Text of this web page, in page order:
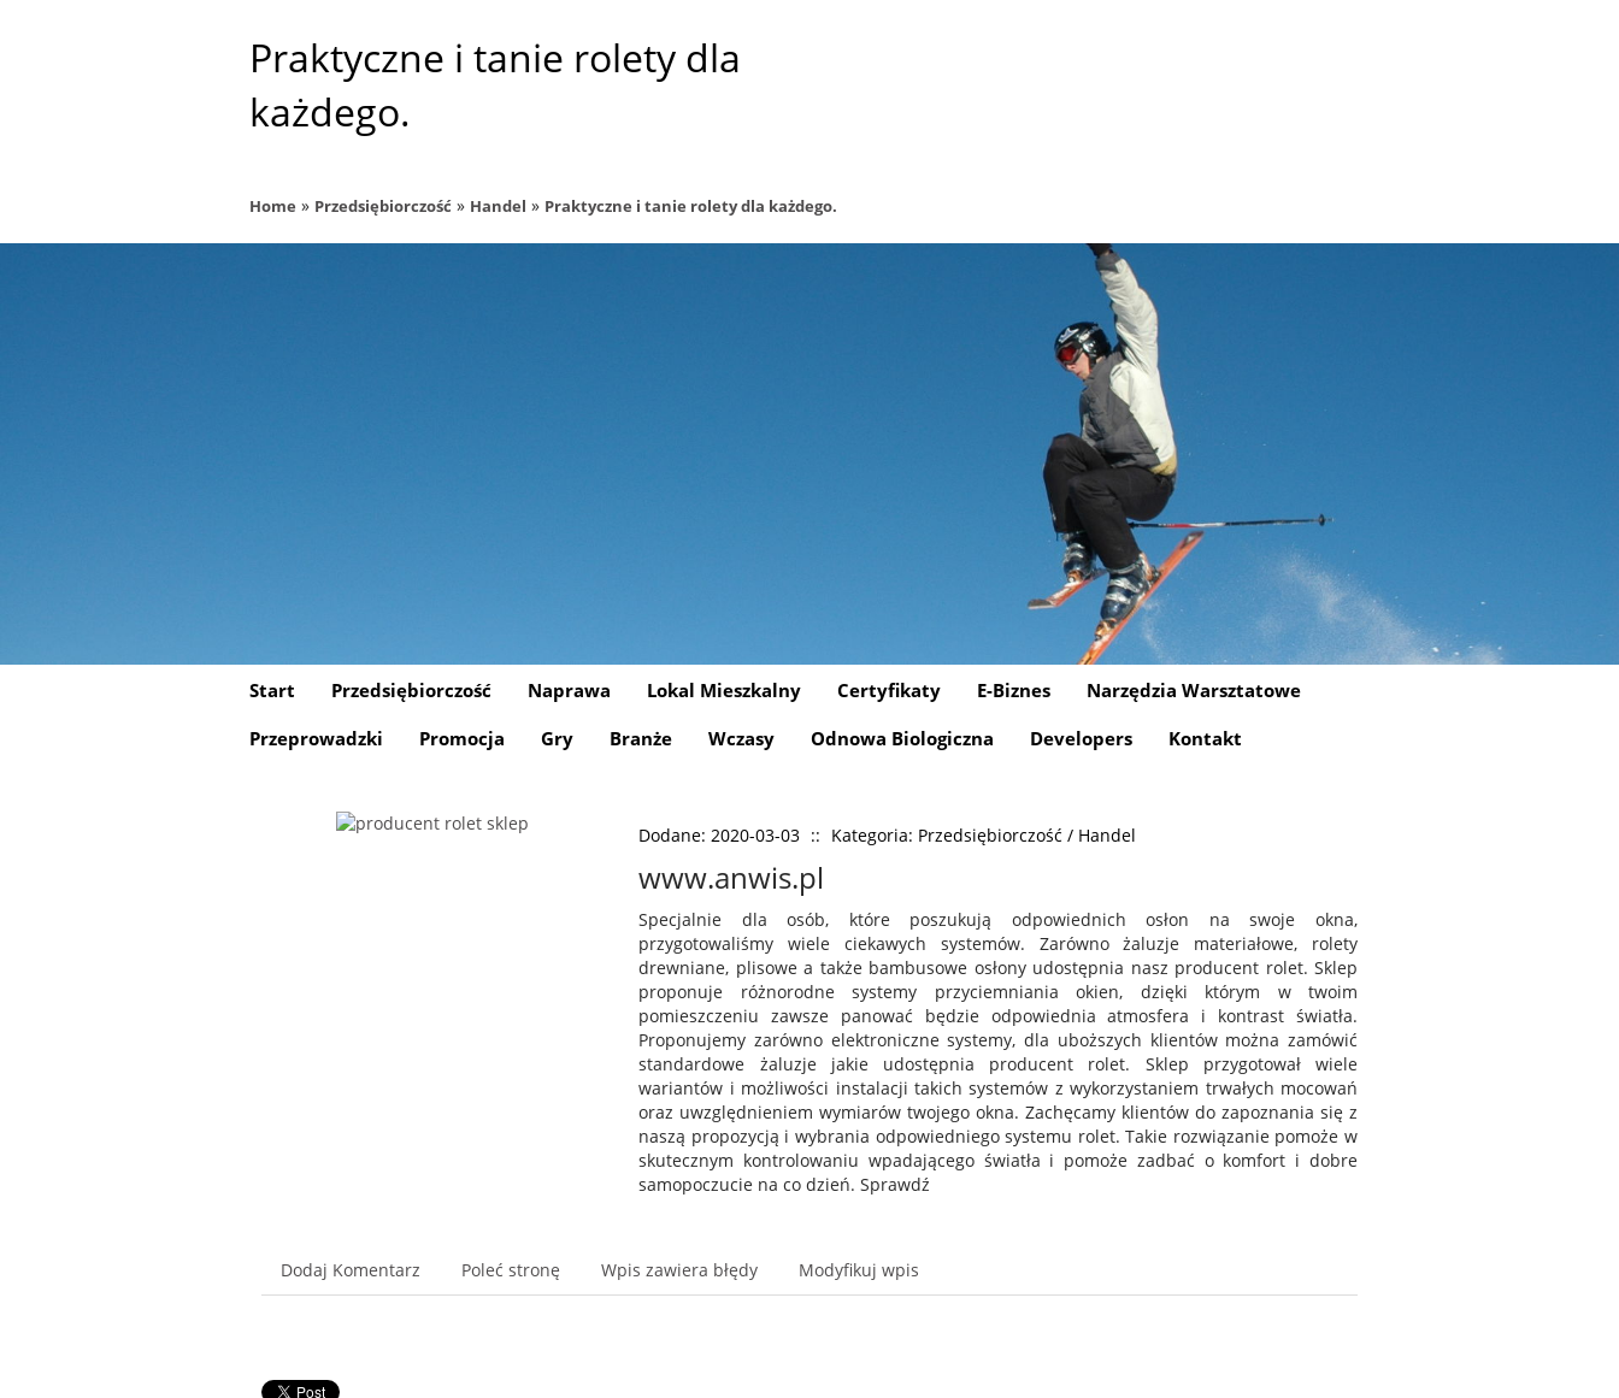
Praktyczne i tanie rolety dla
każdego.
Home » Przedsiębiorczość » Handel » Praktyczne i tanie rolety dla każdego.
Start Przedsiębiorczość Naprawa Lokal Mieszkalny Certyfikaty E-Biznes
Narzędzia Warsztatowe
Przeprowadzki
Promocja Gry Branże Wczasy Odnowa Biologiczna Developers Kontakt
Dodane: 2020-03-03 :: Kategoria: Przedsiębiorczość / Handel
www.anwis.pl
Specjalnie dla osób, które poszukują odpowiednich osłon na swoje okna,
przygotowaliśmy wiele ciekawych systemów. Zarówno żaluzje materiałowe, rolety
drewniane, plisowe a także bambusowe osłony udostępnia nasz producent rolet. Sklep
proponuje różnorodne systemy przyciemniania okien, dzięki którym w twoim
pomieszczeniu zawsze panować będzie odpowiednia atmosfera i kontrast światła.
Proponujemy zarówno elektroniczne systemy, dla uboższych klientów można zamówić
standardowe żaluzje jakie udostępnia producent rolet. Sklep przygotował wiele
wariantów i możliwości instalacji takich systemów z wykorzystaniem trwałych mocowań
oraz uwzględnieniem wymiarów twojego okna. Zachęcamy klientów do zapoznania się z
naszą propozycją i wybrania odpowiedniego systemu rolet. Takie rozwiązanie pomoże w
skutecznym kontrolowaniu wpadającego światła i pomoże zadbać o komfort i dobre
samopoczucie na co dzień. Sprawdź
Dodaj Komentarz Poleć stronę Wpis zawiera błędy Modyfikuj wpis